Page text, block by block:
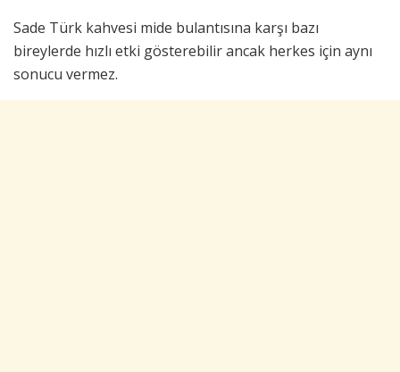
Sade Türk kahvesi mide bulantısına karşı bazı
bireylerde hızlı etki gösterebilir ancak herkes için aynı
sonucu vermez.